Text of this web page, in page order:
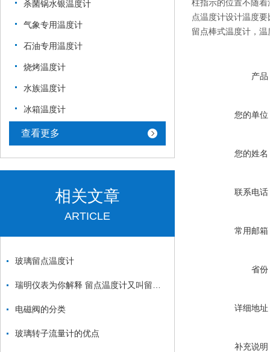
杀菌锅水银温度计
气象专用温度计
石油专用温度计
烧烤温度计
水族温度计
冰箱温度计
查看更多
相关文章
ARTICLE
玻璃留点温度计
电磁阀的分类
玻璃转子流量计的优点
柱指示的位置不随
点温度计设计温度
留点棒式温度计，
产品
您的单位
您的姓名
联系电话
常用邮箱
省份
详细地址
补充说明